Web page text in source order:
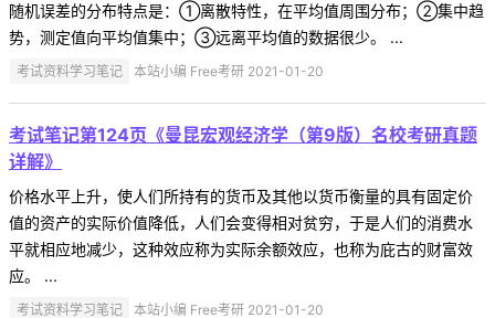
随机误差的分布特点是：①离散特性，在平均值周围分布；②集中趋
势，测定值向平均值集中；③远离平均值的数据很少。 ...
考试资料学习笔记 本站小编 Free考研 2021-01-20
考试笔记第124页《曼昆宏观经济学（第9版）名校考研真题
详解》
价格水平上升，使人们所持有的货币及其他以货币衡量的具有固定价
值的资产的实际价值降低，人们会变得相对贫穷，于是人们的消费水
平就相应地减少，这种效应称为实际余额效应，也称为庇古的财富效
应。 ...
考试资料学习笔记 本站小编 Free考研 2021-01-20